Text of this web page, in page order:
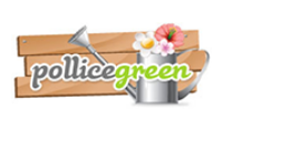
contenuto